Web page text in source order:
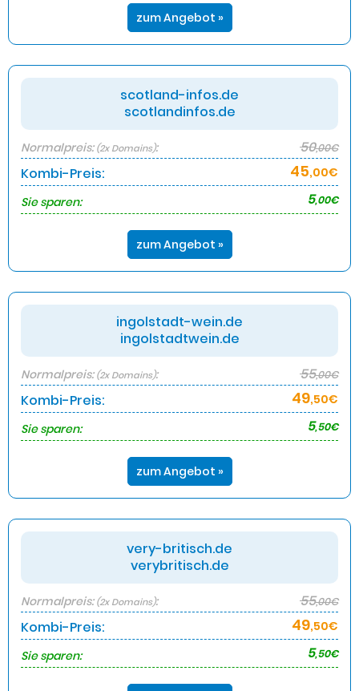
zum Angebot »
scotland-infos.de
scotlandinfos.de
Normalpreis:(2x Domains): 50,00€
Kombi-Preis: 45,00€
Sie sparen:
5,00€
zum Angebot »
ingolstadt-wein.de
ingolstadtwein.de
Normalpreis:(2x Domains): 55,00€
Kombi-Preis: 49,50€
Sie sparen:
5,50€
zum Angebot »
very-britisch.de
verybritisch.de
Normalpreis:(2x Domains): 55,00€
Kombi-Preis: 49,50€
Sie sparen:
5,50€